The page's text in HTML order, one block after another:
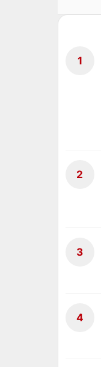
1
2
3
4